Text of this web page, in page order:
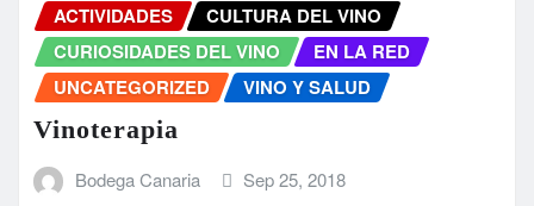
ACTIVIDADES
CULTURA DEL VINO
CURIOSIDADES DEL VINO
EN LA RED
UNCATEGORIZED
VINO Y SALUD
Vinoterapia
Bodega Canaria Sep 25, 2018